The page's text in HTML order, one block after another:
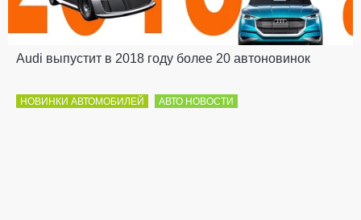
Audi выпустит в 2018 году более 20 автоновинок
НОВИНКИ АВТОМОБИЛЕЙ АВТО НОВОСТИ